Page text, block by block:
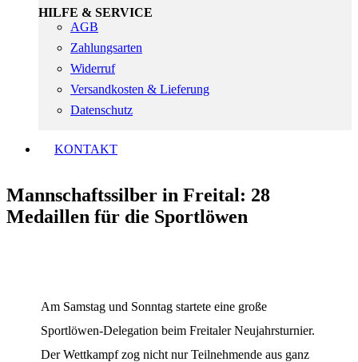
HILFE & SERVICE
AGB
Zahlungsarten
Widerruf
Versandkosten & Lieferung
Datenschutz
KONTAKT
Mannschaftssilber in Freital: 28
Medaillen für die Sportlöwen
Am Samstag und Sonntag startete eine große
Sportlöwen-Delegation beim Freitaler Neujahrsturnier.
Der Wettkampf zog nicht nur Teilnehmende aus ganz